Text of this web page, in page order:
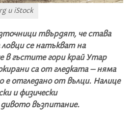
и iStock
твърдят, че става
ловци се натъкват на
в гъстите гори край Утар
са от гледката – няма
е отгледано от вълци. Налице
и физически
възпитание.